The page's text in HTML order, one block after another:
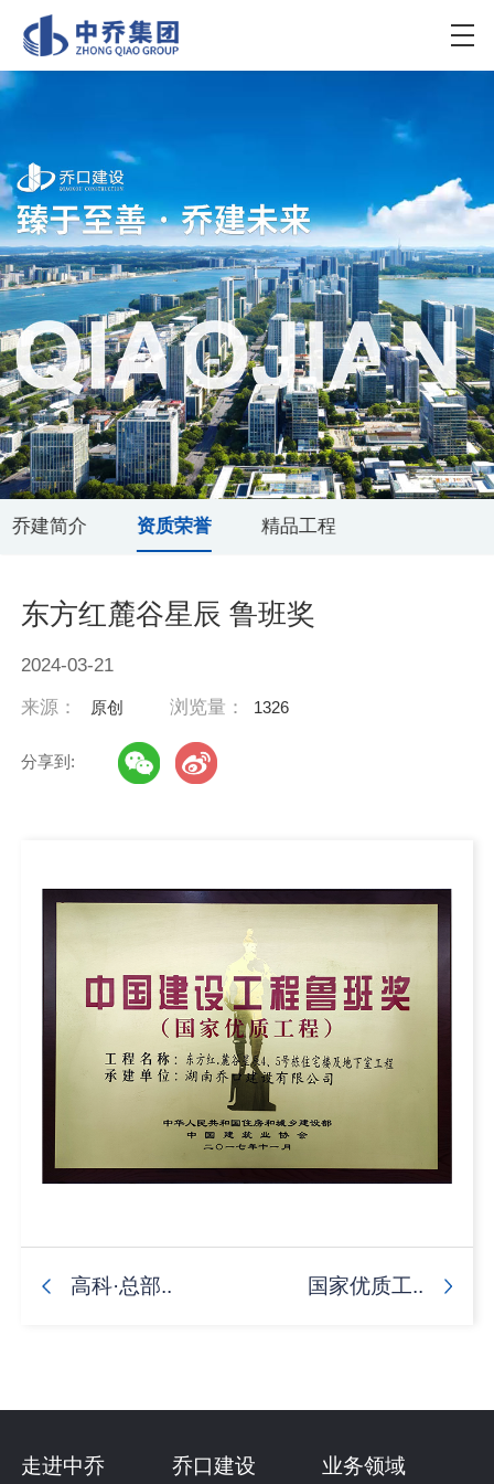
乔建简介 资质荣誉 精品工程
东方红麓谷星辰 鲁班奖
2024-03-21
来源： 原创 浏览量： 1326
分享到:
高科·总部.. 国家优质工..
走进中乔 乔口建设 业务领域